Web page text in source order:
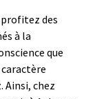
profitez des
à la
que
Ainsi, chez